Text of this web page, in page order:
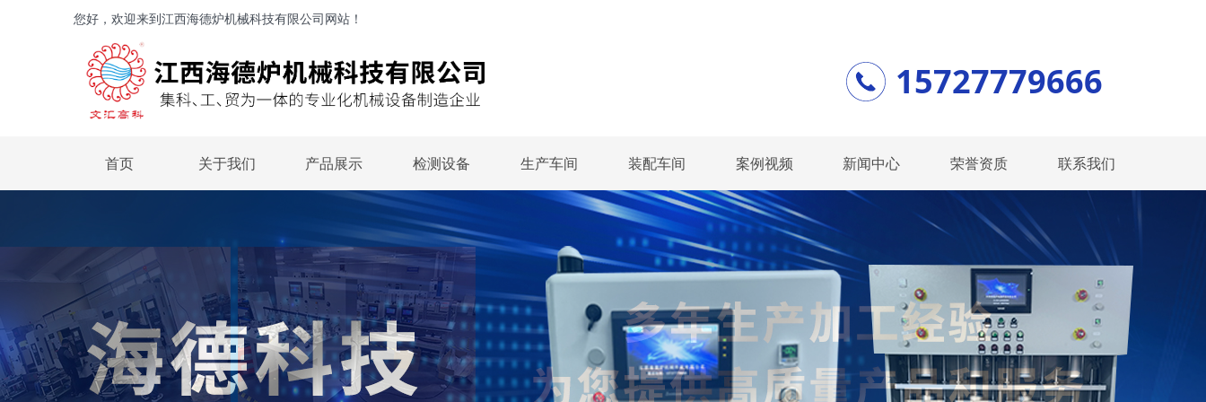
您好，欢迎来到江西海德炉机械科技有限公司网站！
15727779666
首页 关于我们 产品展示 检测设备 生产车间 装配车间 案例视频 新闻中心 荣誉资质 联系我们